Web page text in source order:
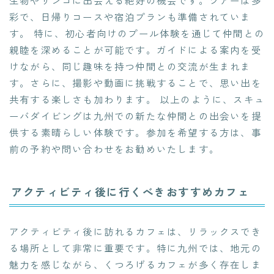
彩で、日帰りコースや宿泊プランも準備されていま
す。 特に、初心者向けのプール体験を通じて仲間との
親睦を深めることが可能です。ガイドによる案内を受
けながら、同じ趣味を持つ仲間との交流が生まれま
す。さらに、撮影や動画に挑戦することで、思い出を
共有する楽しさも加わります。 以上のように、スキュ
ーバダイビングは九州での新たな仲間との出会いを提
供する素晴らしい体験です。参加を希望する方は、事
前の予約や問い合わせをお勧めいたします。
アクティビティ後に行くべきおすすめカフェ
アクティビティ後に訪れるカフェは、リラックスでき
る場所として非常に重要です。特に九州では、地元の
魅力を感じながら、くつろげるカフェが多く存在しま